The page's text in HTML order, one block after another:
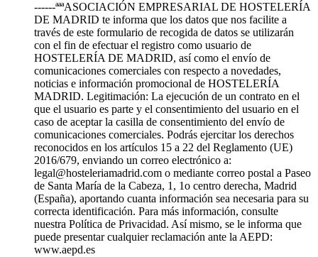
------ªªªASOCIACIÓN EMPRESARIAL DE HOSTELERÍA
DE MADRID te informa que los datos que nos facilite a
través de este formulario de recogida de datos se utilizarán
con el fin de efectuar el registro como usuario de
HOSTELERÍA DE MADRID, así como el envío de
comunicaciones comerciales con respecto a novedades,
noticias e información promocional de HOSTELERÍA
MADRID. Legitimación: La ejecución de un contrato en el
que el usuario es parte y el consentimiento del usuario en el
caso de aceptar la casilla de consentimiento del envío de
comunicaciones comerciales. Podrás ejercitar los derechos
reconocidos en los artículos 15 a 22 del Reglamento (UE)
2016/679, enviando un correo electrónico a:
legal@hosteleriamadrid.com o mediante correo postal a Paseo
de Santa María de la Cabeza, 1, 1o centro derecha, Madrid
(España), aportando cuanta información sea necesaria para su
correcta identificación. Para más información, consulte
nuestra Política de Privacidad. Así mismo, se le informa que
puede presentar cualquier reclamación ante la AEPD:
www.aepd.es